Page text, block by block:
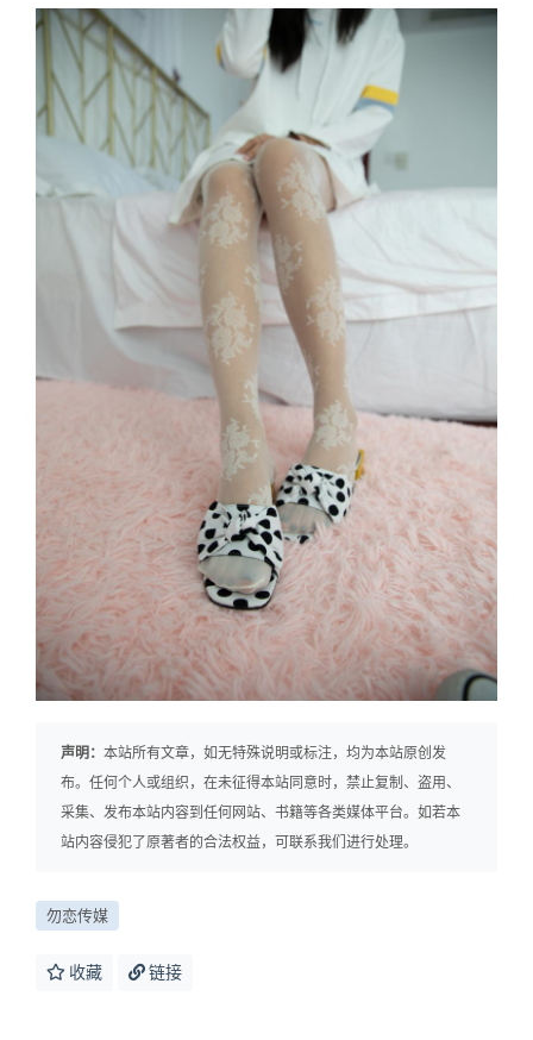
声明： 本站所有文章，如无特殊说明或标注，均为本站原创发
布。任何个人或组织，在未征得本站同意时，禁止复制、盗用、
采集、发布本站内容到任何网站、书籍等各类媒体平台。如若本
站内容侵犯了原著者的合法权益，可联系我们进行处理。
勿恋传媒
收藏 链接